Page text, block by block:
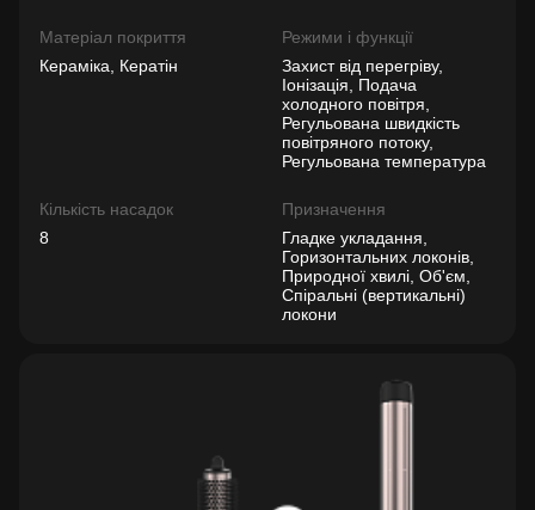
Матеріал покриття
Кераміка, Кератін
Режими і функції
Захист від перегріву,
Іонізація, Подача
холодного повітря,
Регульована швидкість
повітряного потоку,
Регульована температура
Кількість насадок
8
Призначення
Гладке укладання,
Горизонтальних локонів,
Природної хвилі, Об'єм,
Спіральні (вертикальні)
локони